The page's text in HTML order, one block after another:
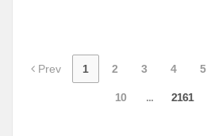
Prev 1 2 3 4 5
10 ... 2161